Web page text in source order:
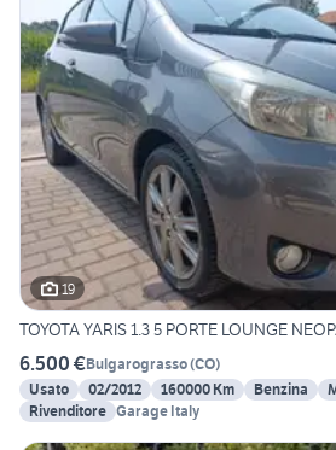
19
TOYOTA YARIS 1.3 5 PORTE LOUNGE
6.500 €Bulgarograsso(CO)
Usato
02/2012 160000 Km Benzina
Rivenditore Garage Italy